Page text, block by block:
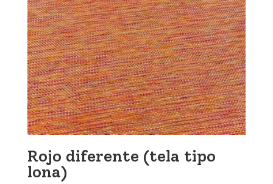
Rojo diferente (tela tipo
lona)